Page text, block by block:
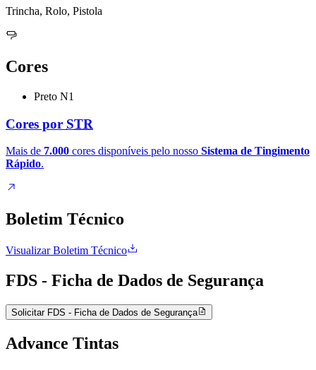
Trincha, Rolo, Pistola
Cores
Preto N1
Cores por STR
Mais de 7.000 cores disponíveis pelo nosso Sistema de Tingimento
Rápido.
Boletim Técnico
Visualizar Boletim Técnico
FDS - Ficha de Dados de Segurança
Solicitar FDS - Ficha de Dados de Segurança
Advance Tintas